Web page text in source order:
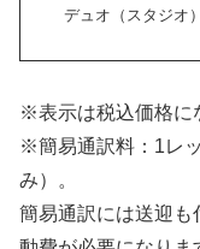
デュオ（スタジオ）
※表示は税込価格に
※簡易通訳料：1レ
み）。
簡易通訳には送迎も